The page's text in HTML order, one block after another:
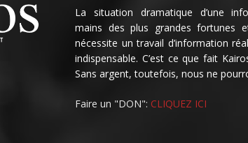
La situation dramatique d’une
mains des plus grandes fortunes
nécessite un travail d’information
indispensable. C’est ce que fait
Sans argent, toutefois, nous ne
Faire un "DON": CLIQUEZ ICI